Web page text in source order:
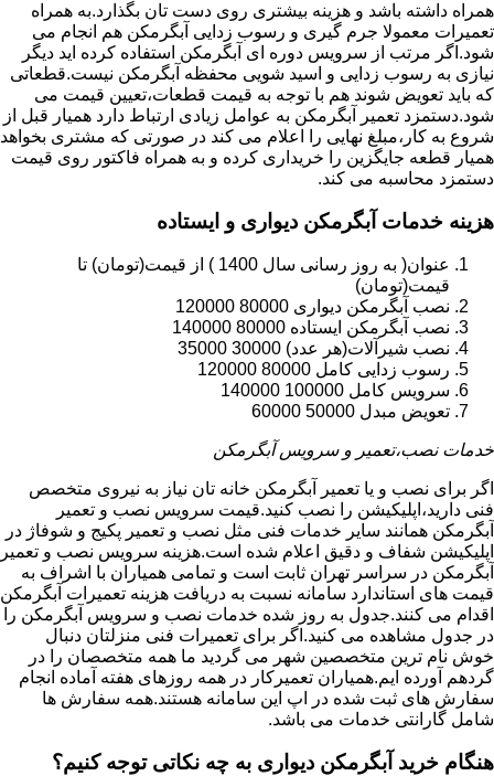
همراه داشته باشد و هزینه بیشتری روی دست تان بگذارد.به همراه
تعمیرات معمولا جرم گیری و رسوب زدایی آبگرمکن هم انجام می
شود.اگر مرتب از سرویس دوره ای آبگرمکن استفاده کرده اید دیگر
نیازی به رسوب زدایی و اسید شویی محفظه آبگرمکن نیست.قطعاتی
که باید تعویض شوند هم با توجه به قیمت قطعات،تعیین قیمت می
شود.دستمزد تعمیر آبگرمکن به عوامل زیادی ارتباط دارد همیار قبل از
شروع به کار،مبلغ نهایی را اعلام می کند در صورتی که مشتری بخواهد
همیار قطعه جایگزین را خریداری کرده و به همراه فاکتور روی قیمت
دستمزد محاسبه می کند.
هزینه خدمات آبگرمکن دیواری و ایستاده
عنوان( به روز رسانی سال 1400 ) از قیمت(تومان) تا
قیمت(تومان)
نصب آبگرمکن دیواری 80000 120000
نصب آبگرمکن ایستاده 80000 140000
نصب شیرآلات(هر عدد) 30000 35000
رسوب زدایی کامل 80000 120000
سرویس کامل 100000 140000
تعویض مبدل 50000 60000
خدمات نصب،تعمیر و سرویس آبگرمکن
اگر برای نصب و یا تعمیر آبگرمکن خانه تان نیاز به نیروی متخصص
فنی دارید،اپلیکیشن را نصب کنید.قیمت سرویس نصب و تعمیر
آبگرمکن همانند سایر خدمات فنی مثل نصب و تعمیر پکیج و شوفاژ در
اپلیکیشن شفاف و دقیق اعلام شده است.هزینه سرویس نصب و تعمیر
آبگرمکن در سراسر تهران ثابت است و تمامی همیاران با اشراف به
قیمت های استاندارد سامانه نسبت به دریافت هزینه تعمیرات آبگرمکن
اقدام می کنند.جدول به روز شده خدمات نصب و سرویس آبگرمکن را
در جدول مشاهده می کنید.اگر برای تعمیرات فنی منزلتان دنبال
خوش نام ترین متخصصین شهر می گردید ما همه متخصصان را در
گردهم آورده ایم.همیاران تعمیرکار در همه روزهای هفته آماده انجام
سفارش های ثبت شده در اپ این سامانه هستند.همه سفارش ها
شامل گارانتی خدمات می باشد.
هنگام خرید آبگرمکن دیواری به چه نکاتی توجه کنیم؟